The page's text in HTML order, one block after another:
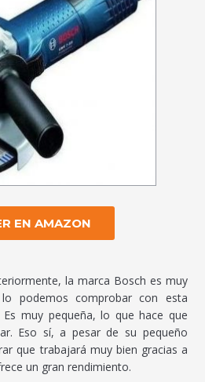
EN AMAZON
la marca Bosch es muy
podemos comprobar con esta
muy pequeña, lo que hace que
Eso sí, a pesar de su pequeño
que trabajará muy bien gracias a
un gran rendimiento.